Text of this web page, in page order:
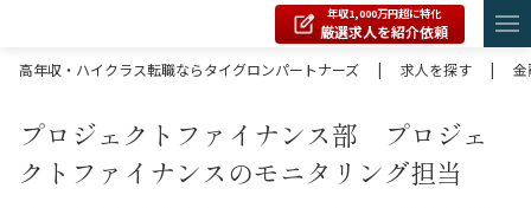
年収1,000万円超に特化
厳選求人を紹介依頼
高年収・ハイクラス転職ならタイグロンパートナーズ
| 求人を探す | 金
プロジェクトファイナンス部 プロジェ
クトファイナンスのモニタリング担当